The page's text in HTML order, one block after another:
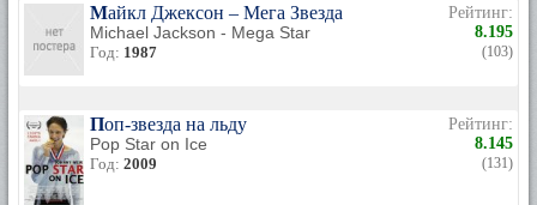
Майкл Джексон – Мега Звезда
Michael Jackson - Mega Star
Год: 1987
Рейтинг:
8.195
(103)
Поп-звезда на льду
Pop Star on Ice
Год: 2009
Рейтинг:
8.145
(131)